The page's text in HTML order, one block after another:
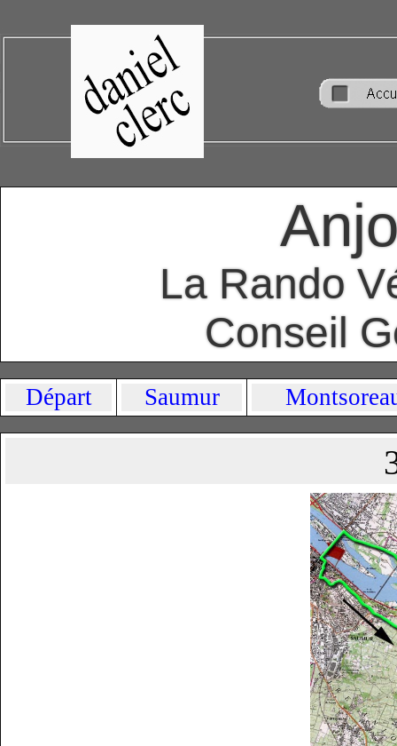
La Rando
Conseil
Départ Saumur